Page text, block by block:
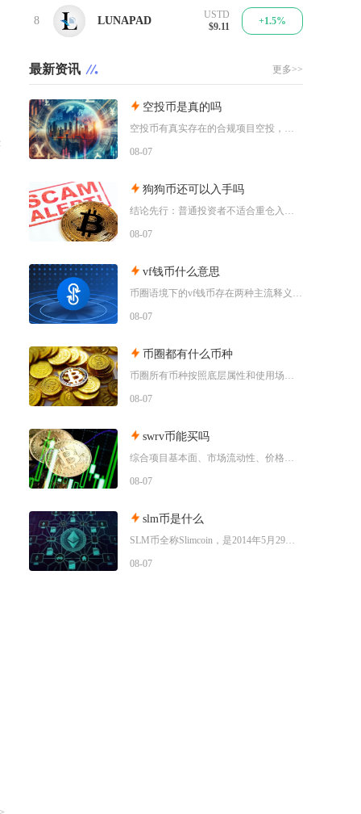
8 LUNAPAD
USTD
$9.11
+1.5%
最新资讯 更多>>
空投币是真的吗
空投币有真实存在的合规项目空投，但市场中九成以上面向普通散户的免费空投、大额福利空投均为虚
08-07
狗狗币还可以入手吗
结论先行：普通投资者不适合重仓入手狗狗币，仅能拿出总资产极小比例做短期情绪博弈，长线持仓性
08-07
vf钱币什么意思
币圈语境下的vf钱币存在两种主流释义，一是古钱币收藏流通市场通用的VF品相评级标识，二是链
08-07
币圈都有什么币种
币圈所有币种按照底层属性和使用场景，可以划分为价值存储币、公链原生币、稳定币、平台币、赛道
08-07
swrv币能买吗
综合项目基本面、市场流动性、价格走势以及行业竞争现状，普通币圈投资者不建议买入SWRV代币
08-07
slm币是什么
SLM币全称Slimcoin，是2014年5月29日正式上线的老牌去中心化加密货币，也是业
08-07